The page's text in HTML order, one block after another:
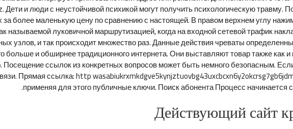
Дети и люди с неустойчивой психикой могут получить психологическую травму.
более маленькую цену по сравнению с настоящей. В правом верхнем углу
называемой луковичной маршрутизацией, когда на входной сетевой трафик
узлов, и так происходит множество раз. Данные действия чреваты
больше и обширнее традиционного интернета. Они выставляют товар также как
Посещение ссылок из конкретных вопросов может быть немного безопасным.
Прямая ссылка: http
применяя для этого публичные ключи. Поиск абонента Процесс
Действующий сайт